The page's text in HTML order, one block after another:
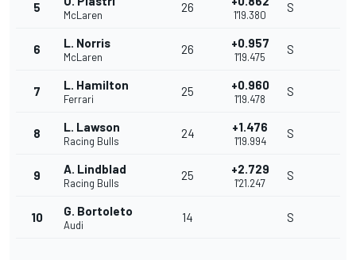
5
McLaren
26
1'19.380
S
6 L. Norris
McLaren
26 +0.957
1'19.475
S
7 L. Hamilton
Ferrari
25 +0.960
1'19.478
S
8 L. Lawson
Racing Bulls
24 +1.476
1'19.994
S
9 A. Lindblad
Racing Bulls
25 +2.729
1'21.247
S
10 G. Bortoleto
Audi
14 S